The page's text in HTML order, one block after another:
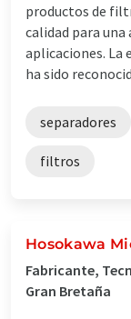
productos de
calidad para
aplicaciones. La
ha sido
separadores
filtros
Hosokawa
Fabricante,
Gran Bretaña